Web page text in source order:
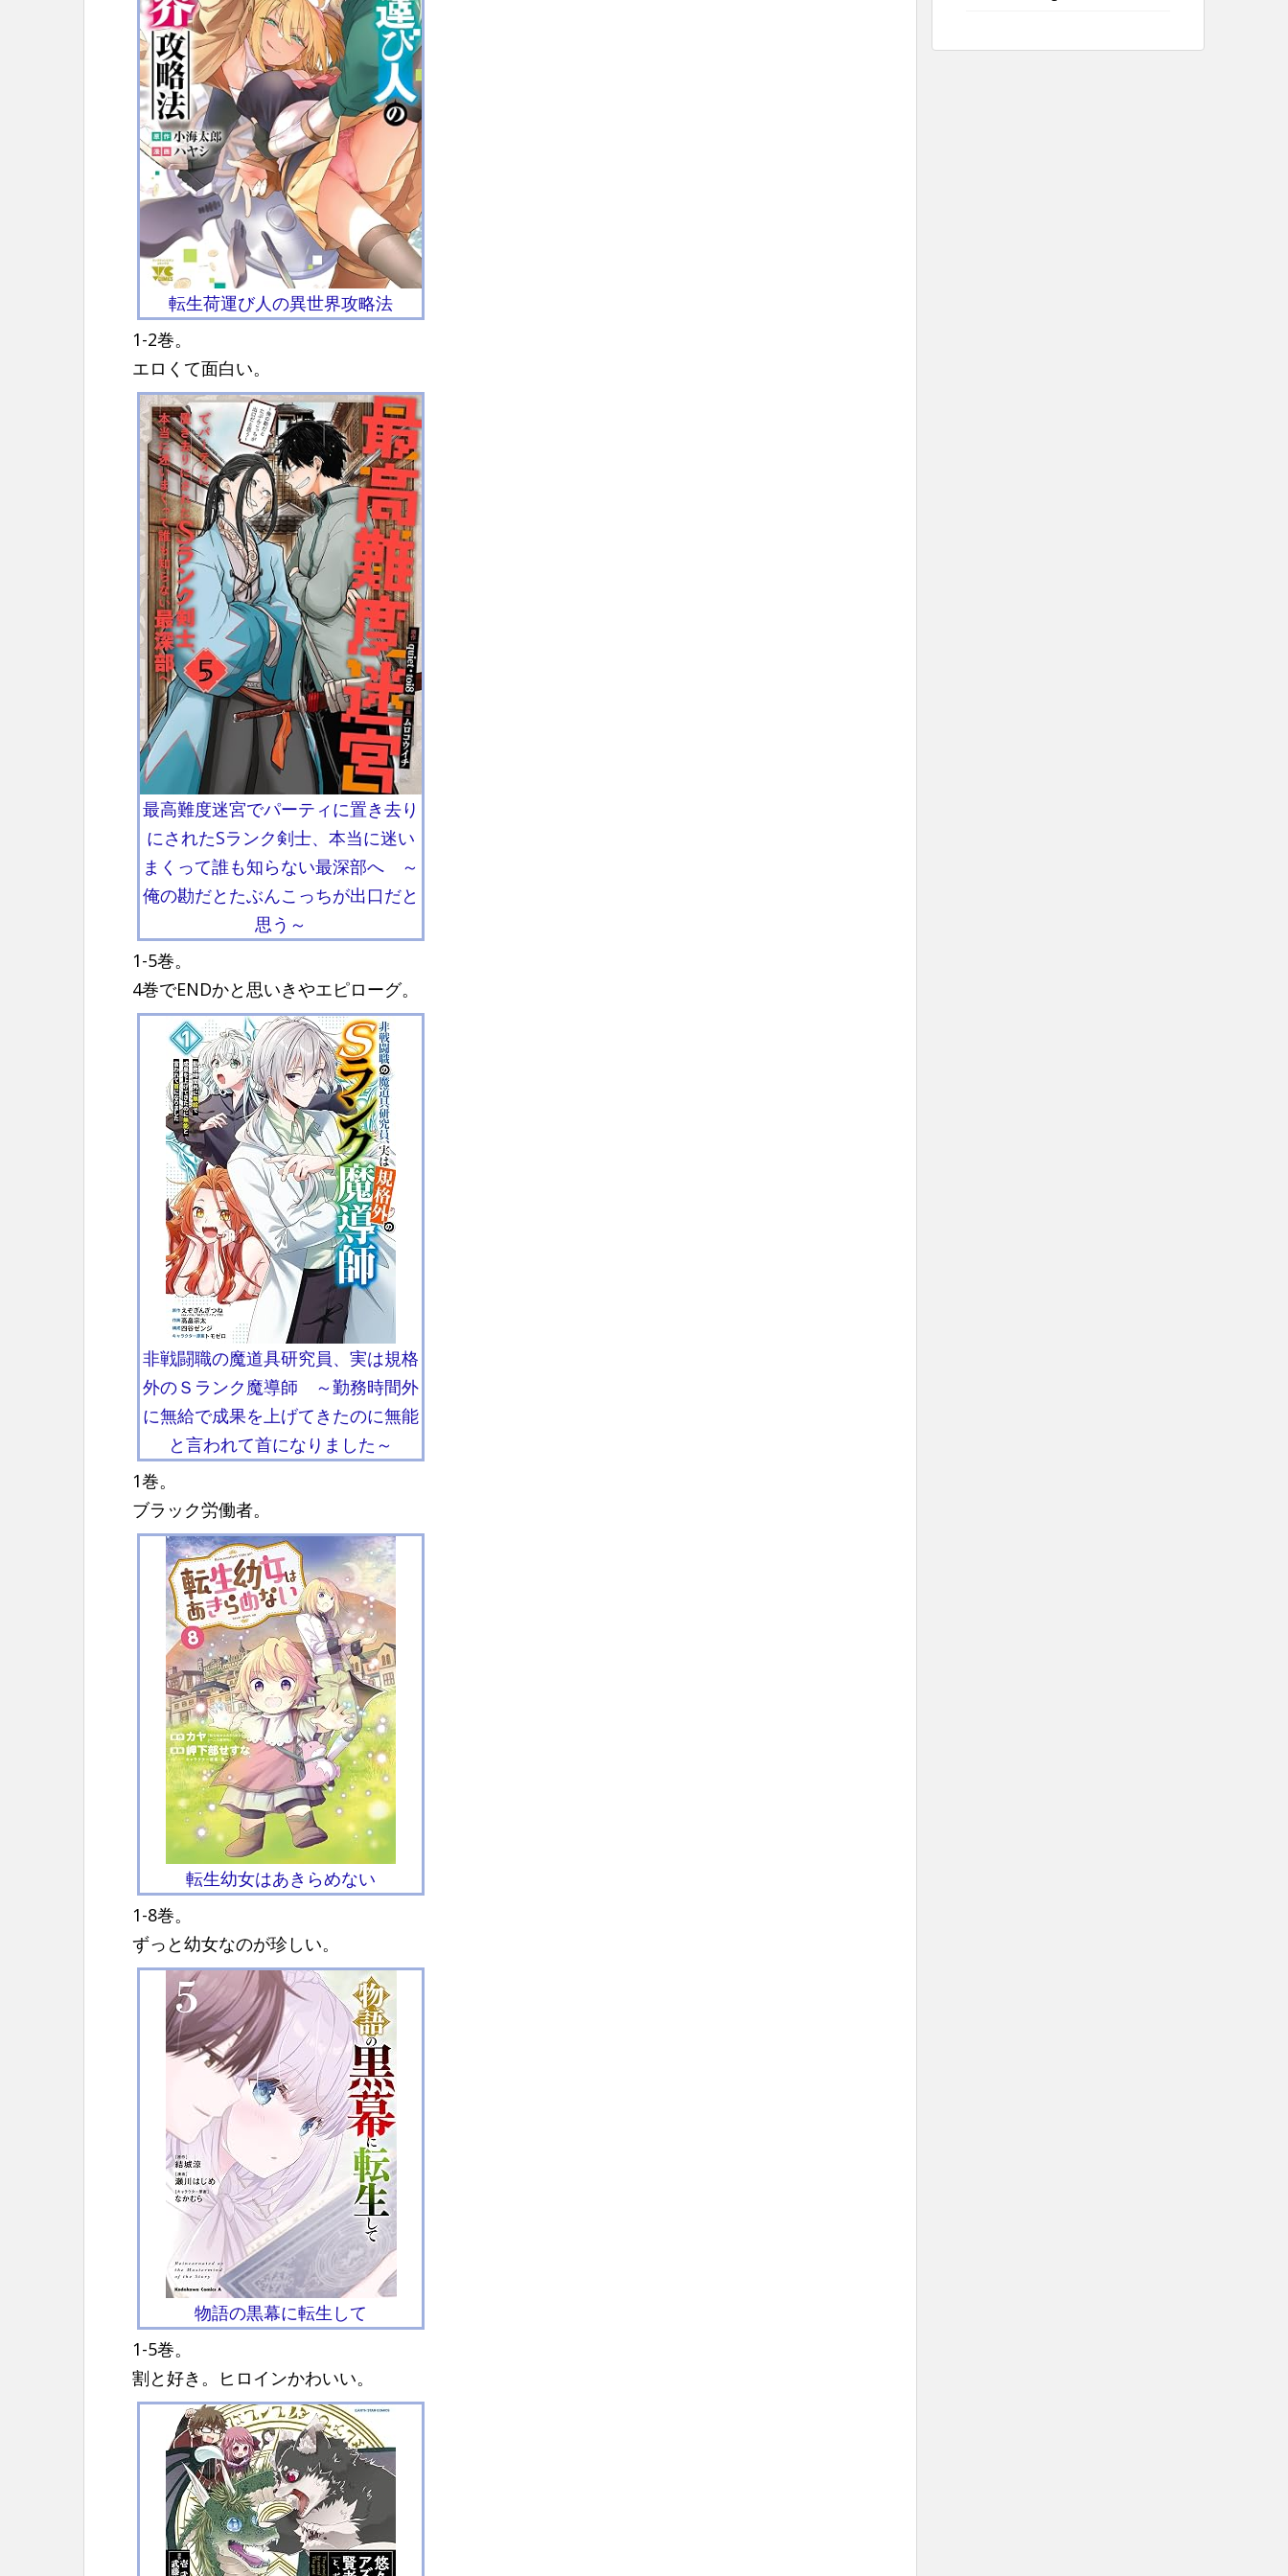
転生荷運び人の異世界攻略法
1-2巻。
エロくて面白い。
最高難度迷宮でパーティに置き去り
にされたSランク剣士、本当に迷い
まくって誰も知らない最深部へ ～
俺の勘だとたぶんこっちが出口だと
思う～
1-5巻。
4巻でENDかと思いきやエピローグ。
非戦闘職の魔道具研究員、実は規格
外のＳランク魔導師 ～勤務時間外
に無給で成果を上げてきたのに無能
と言われて首になりました～
1巻。
ブラック労働者。
転生幼女はあきらめない
1-8巻。
ずっと幼女なのが珍しい。
物語の黒幕に転生して
1-5巻。
割と好き。ヒロインかわいい。